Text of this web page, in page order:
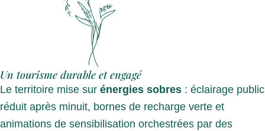
Un tourisme durable et engagé
Le territoire mise sur énergies sobres : éclairage public
réduit après minuit, bornes de recharge verte et
animations de sensibilisation orchestrées par des